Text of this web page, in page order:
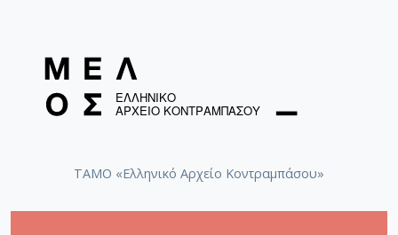
ΤΑΜΟ «Ελληνικό Αρχείο Κοντραμπάσου»